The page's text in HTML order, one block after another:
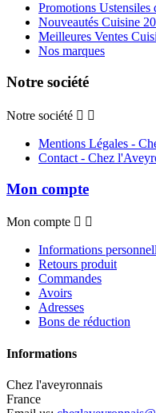
Promotions
Nouveautés Cuisine
Meilleures Ventes
Nos marques
Notre société
Notre société  
Mentions Légales -
Contact - Chez
Mon compte
Mon compte  
Informations
Retours produit
Commandes
Avoirs
Adresses
Bons de réduction
Informations
Chez l'aveyronnais
France